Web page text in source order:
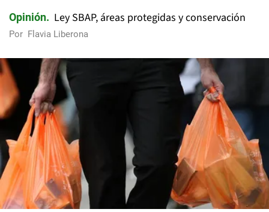
Opinión Ley SBAP, áreas protegidas y conservación
Por Flavia Liberona